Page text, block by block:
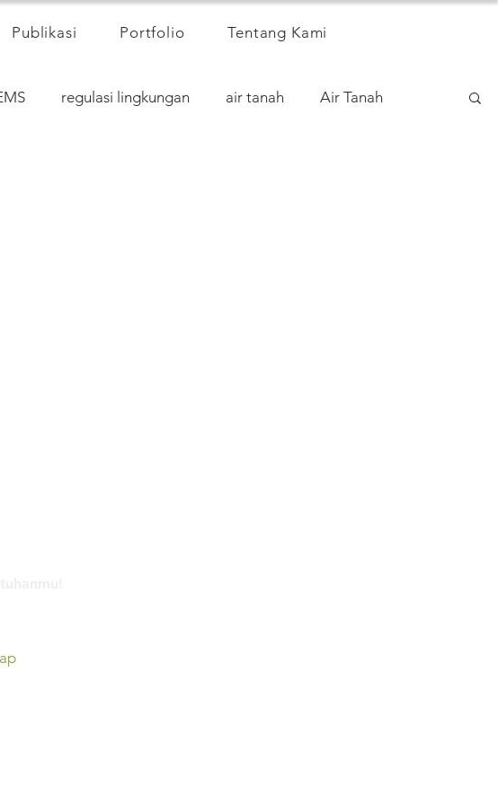
Publikasi Portfolio Tentang Kami
regulasi lingkungan air tanah Air Tanah